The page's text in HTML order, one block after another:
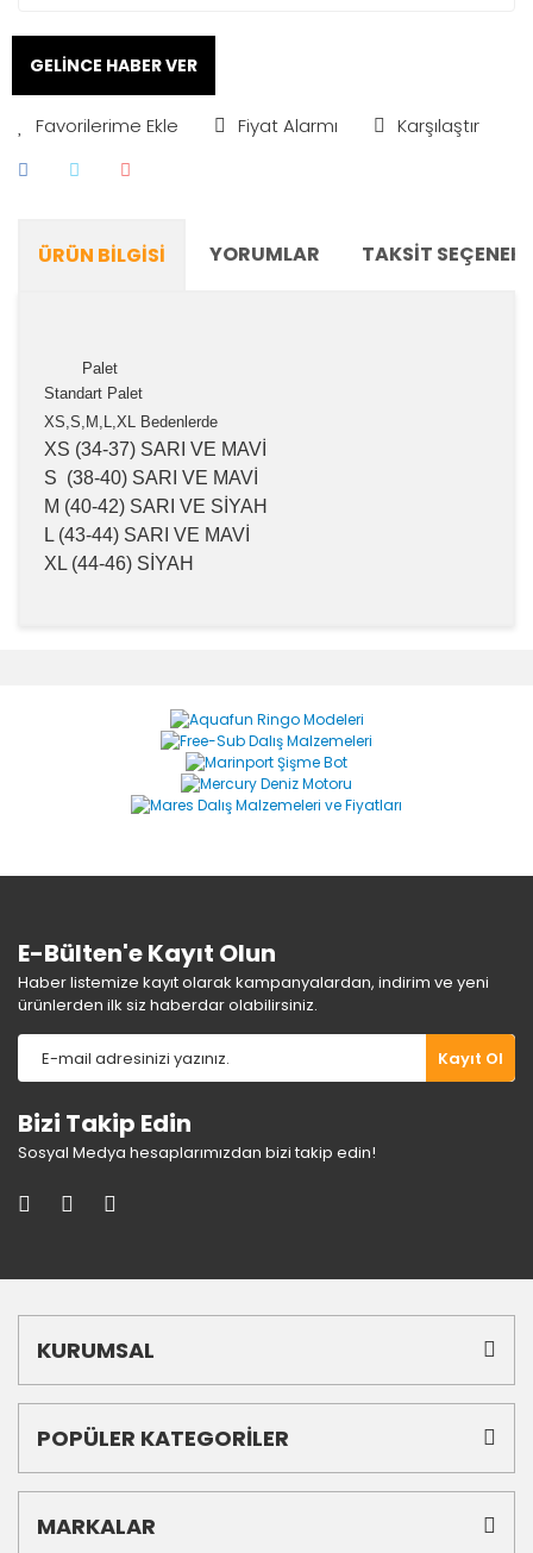
GELİNCE HABER VER
Fiyat Alarmı Karşılaştır
ÜRÜN BILGISI YORUMLAR TAKSIT
Palet
Standart Palet
XS,S,M,L,XL Bedenlerde
XS (34-37) SARI VE MAVİ
S (38-40) SARI VE MAVİ
M (40-42) SARI VE SİYAH
L (43-44) SARI VE MAVİ
XL (44-46) SİYAH
Yorum Yaz
Ürün resmi kalitesiz, bozuk veya görüntülenemiyor.
Ürün açıklamasında eksik bilgiler bulunuyor.
Ürün bilgilerinde hatalar bulunuyor.
E-Bülten'e Kayıt Olun
Haber listemize kayıt olarak kampanyalardan, indirim ve yeni
ürünlerden ilk siz haberdar olabilirsiniz.
Kayıt Ol
Bizi Takip Edin
Sosyal Medya hesaplarımızdan bizi takip edin!
KURUMSAL
POPÜLER KATEGORİLER
MARKALAR